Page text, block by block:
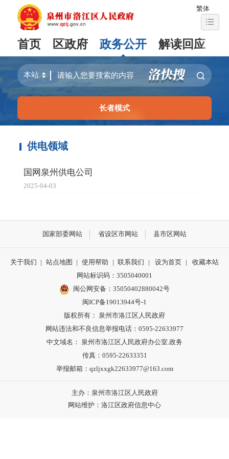
繁体
首页 区政府 政务公开 解读回应
长者模式
供电领域
国网泉州供电公司
2025-04-03
国家部委网站 省设区市网站 县市区网站
关于我们 | 站点地图 | 使用帮助 | 联系我们 | 设为首页 |
收藏本站
网站标识码：3505040001
闽公网安备：35050402880042号
闽ICP备19013944号-1
版权所有： 泉州市洛江区人民政府
网站违法和不良信息举报电话：0595-22633977
中文域名： 泉州市洛江区人民政府办公室.政务
传真：0595-22633351
举报邮箱：qzljxxgk22633977@163.com
主办：泉州市洛江区人民政府
网站维护：洛江区政府信息中心